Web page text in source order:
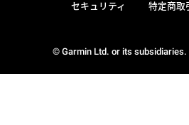
© Garmin Ltd. or its
セキュリティ 特定商取